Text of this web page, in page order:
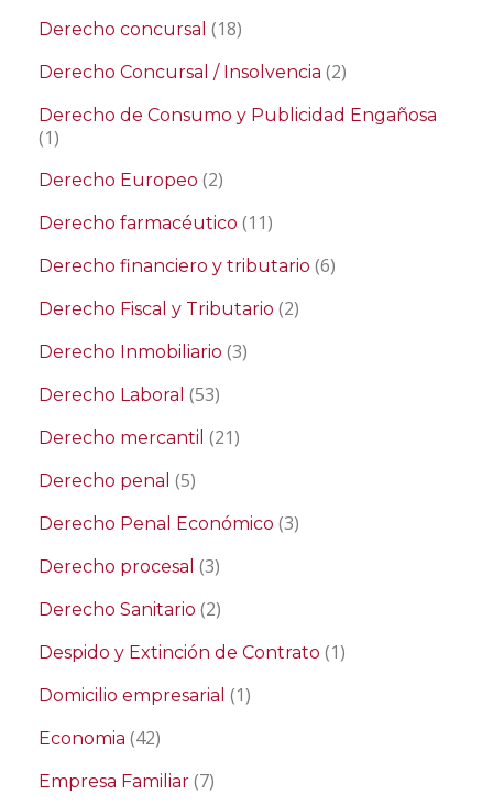
Derecho concursal (18)
Derecho Concursal / Insolvencia (2)
Derecho de Consumo y Publicidad Engañosa
(1)
Derecho Europeo (2)
Derecho farmacéutico (11)
Derecho financiero y tributario (6)
Derecho Fiscal y Tributario (2)
Derecho Inmobiliario (3)
Derecho Laboral (53)
Derecho mercantil (21)
Derecho penal (5)
Derecho Penal Económico (3)
Derecho procesal (3)
Derecho Sanitario (2)
Despido y Extinción de Contrato (1)
Domicilio empresarial (1)
Economia (42)
Empresa Familiar (7)